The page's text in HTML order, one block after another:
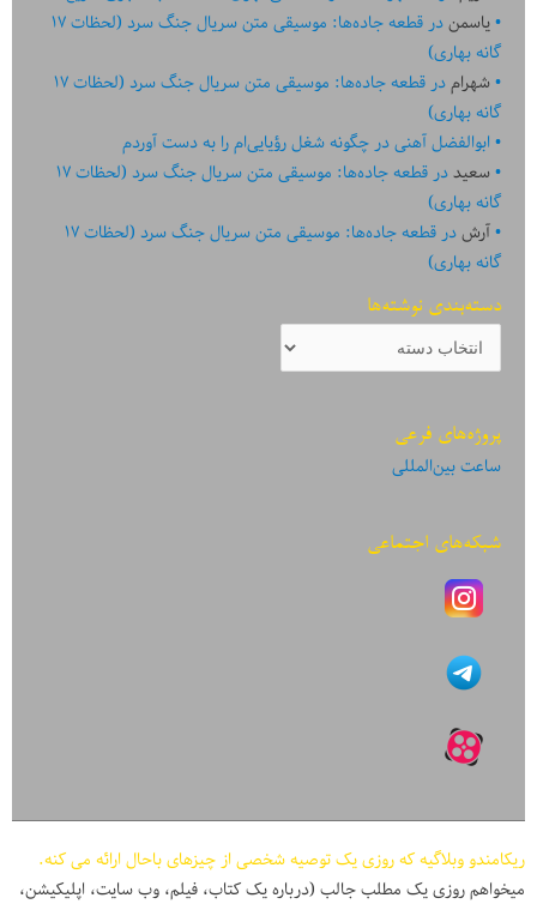
یاسمندر
قطعه جاده‌ها: موسیقی متن سریال جنگ سرد (لحظات ۱۷
گانه بهاری)
شهرامدر
قطعه جاده‌ها: موسیقی متن سریال جنگ سرد (لحظات ۱۷
گانه بهاری)
ابوالفضل آهنیدر چگونه شغل رؤیایی‌ام را به دست آوردم
سعیددر
قطعه جاده‌ها: موسیقی متن سریال جنگ سرد (لحظات ۱۷
گانه بهاری)
آرشدر
قطعه جاده‌ها: موسیقی متن سریال جنگ سرد (لحظات ۱۷
گانه بهاری)
دسته‌بندی نوشته‌ها
دسته‌بندی
نوشته‌ها
پروژه‌های فرعی
ساعت بین‌المللی
شبکه‌های اجتماعی
ریکامندو وبلاگیه که روزی یک توصیه شخصی از چیزهای باحال ارائه می کنه.
میخواهم روزی یک مطلب جالب (درباره یک کتاب، فیلم، وب سایت، اپلیکیشن،